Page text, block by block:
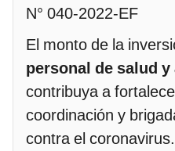
N° 040-2022-EF
El monto de la
personal de salud
contribuya a
coordinación y
contra el